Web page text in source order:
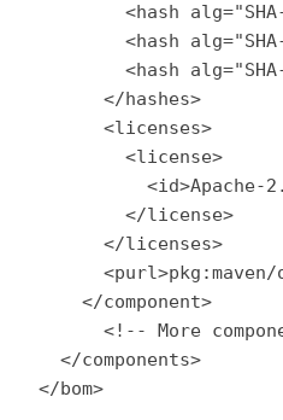
<hash
<hash
<hash
      </hashes>
      <licenses>
        <license>
<id>Apache-
        </license>
      </licenses>
    </component>
<!-- More
  </components>
</bom>